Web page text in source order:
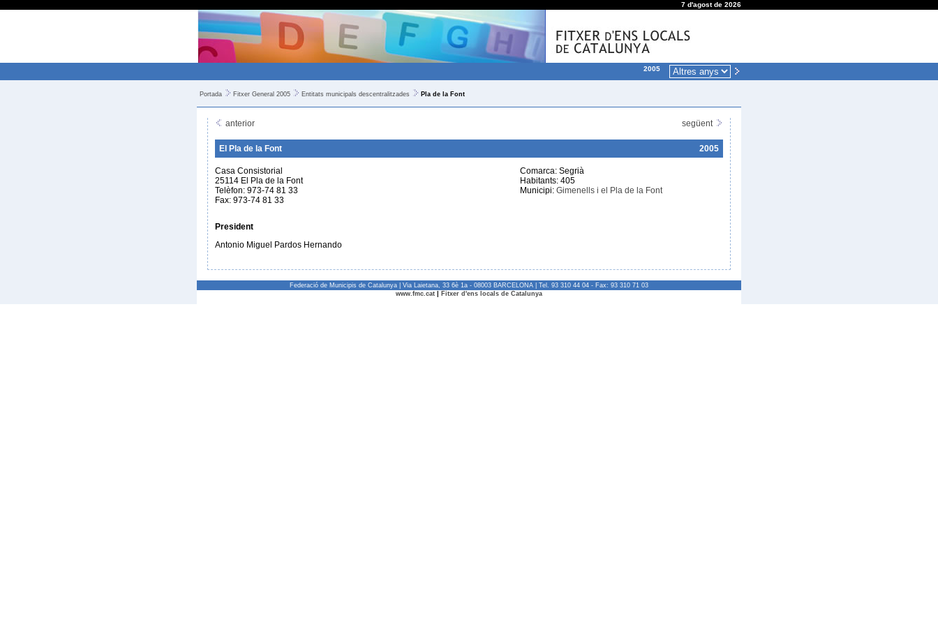
7 d'agost de 2026
2005
Portada Fitxer General 2005 Entitats municipals descentralitzades Pla de la Font
anterior següent
El Pla de la Font 2005
Casa Consistorial
25114 El Pla de la Font
Telèfon: 973-74 81 33
Fax: 973-74 81 33
Comarca: Segrià
Habitants: 405
Municipi: Gimenells i el Pla de la Font
President
Antonio Miguel Pardos Hernando
Federació de Municipis de Catalunya | Via Laietana, 33 6è 1a - 08003 BARCELONA | Tel. 93 310 44 04 - Fax: 93 310 71 03
www.fmc.cat
Fitxer d'ens locals de Catalunya